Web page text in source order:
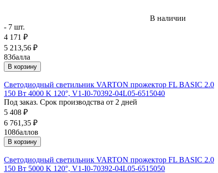
В наличии
- 7 шт.
4 171 ₽
5 213,56 ₽
83балла
В корзину
Светодиодный светильник VARTON прожектор FL BASIC 2.0
150 Вт 4000 K 120°, V1-I0-70392-04L05-6515040
Под заказ. Срок производства от 2 дней
5 408 ₽
6 761,35 ₽
108баллов
В корзину
Светодиодный светильник VARTON прожектор FL BASIC 2.0
150 Вт 5000 K 120°, V1-I0-70392-04L05-6515050